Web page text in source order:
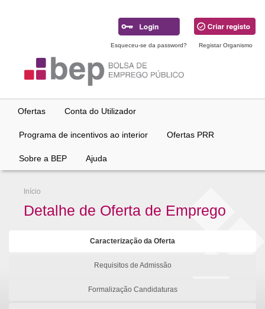
Esqueceu-se da password? Registar Organismo
Ofertas Conta do Utilizador
Programa de incentivos ao interior Ofertas PRR
Sobre a BEP Ajuda
Início
Detalhe de Oferta de Emprego
Caracterização da Oferta
Requisitos de Admissão
Formalização Candidaturas